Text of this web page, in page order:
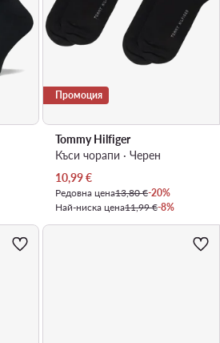
Промоция
Tommy Hilfiger
Къси чорапи · Черен
Актуална цена
10,99€
Редовна цена13,80 €-20%
Най-ниска цена11,99 €-8%